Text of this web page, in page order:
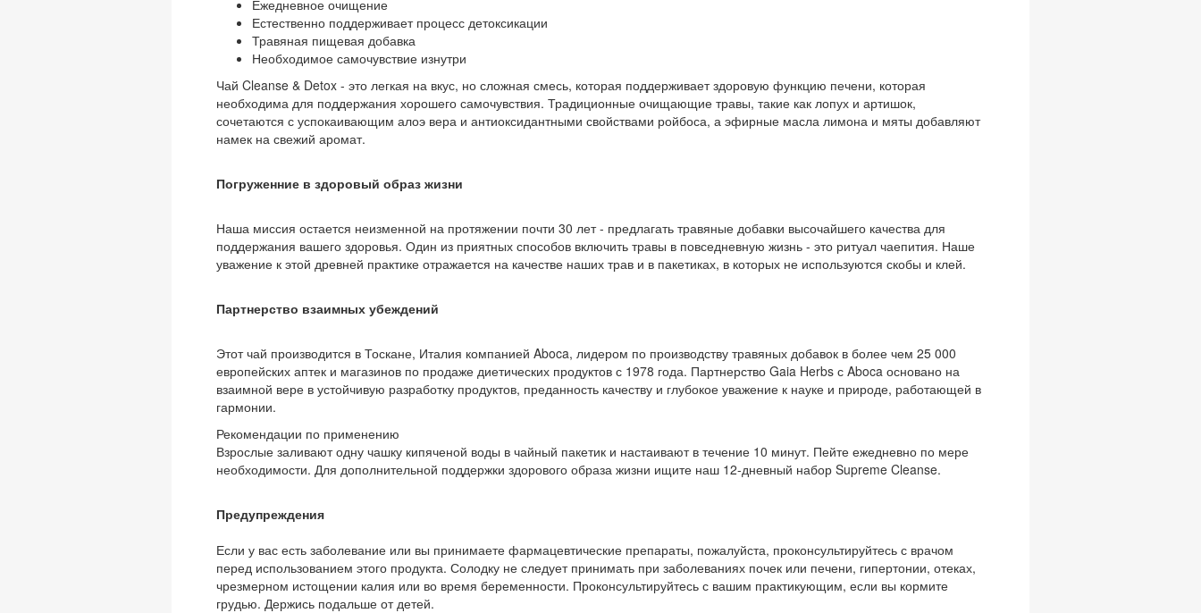
Ежедневное очищение
Естественно поддерживает процесс детоксикации
Травяная пищевая добавка
Необходимое самочувствие изнутри
Чай Cleanse & Detox - это легкая на вкус, но сложная смесь, которая поддерживает здоровую функцию печени, которая
необходима для поддержания хорошего самочувствия. Традиционные очищающие травы, такие как лопух и артишок,
сочетаются с успокаивающим алоэ вера и антиоксидантными свойствами ройбоса, а эфирные масла лимона и мяты добавляют
намек на свежий аромат.
Погруженние в здоровый образ жизни
Наша миссия остается неизменной на протяжении почти 30 лет - предлагать травяные добавки высочайшего качества для
поддержания вашего здоровья. Один из приятных способов включить травы в повседневную жизнь - это ритуал чаепития. Наше
уважение к этой древней практике отражается на качестве наших трав и в пакетиках, в которых не используются скобы и клей.
Партнерство взаимных убеждений
Этот чай производится в Тоскане, Италия компанией Aboca, лидером по производству травяных добавок в более чем 25 000
европейских аптек и магазинов по продаже диетических продуктов с 1978 года. Партнерство Gaia Herbs с Aboca основано на
взаимной вере в устойчивую разработку продуктов, преданность качеству и глубокое уважение к науке и природе, работающей в
гармонии.
Рекомендации по применению
Взрослые заливают одну чашку кипяченой воды в чайный пакетик и настаивают в течение 10 минут. Пейте ежедневно по мере
необходимости. Для дополнительной поддержки здорового образа жизни ищите наш 12-дневный набор Supreme Cleanse.
Предупреждения
Если у вас есть заболевание или вы принимаете фармацевтические препараты, пожалуйста, проконсультируйтесь с врачом
перед использованием этого продукта. Солодку не следует принимать при заболеваниях почек или печени, гипертонии, отеках,
чрезмерном истощении калия или во время беременности. Проконсультируйтесь с вашим практикующим, если вы кормите
грудью. Держись подальше от детей.